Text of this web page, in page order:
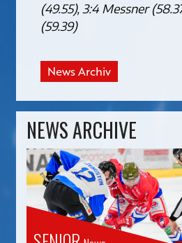
(49.55), 3:4 Messner
(59.39)
News Archiv
NEWS ARCHIVE